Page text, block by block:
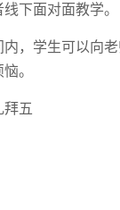
下面对面教学。
内，学生可以向
。
拜五